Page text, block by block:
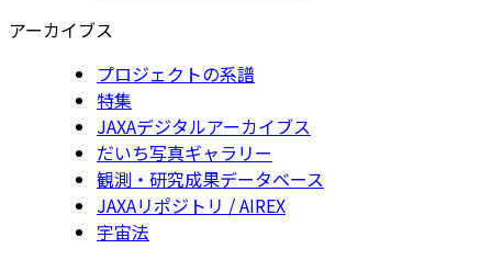
アーカイブス
プロジェクトの系譜
特集
JAXAデジタルアーカイブス
だいち写真ギャラリー
観測・研究成果データベース
JAXAリポジトリ / AIREX
宇宙法